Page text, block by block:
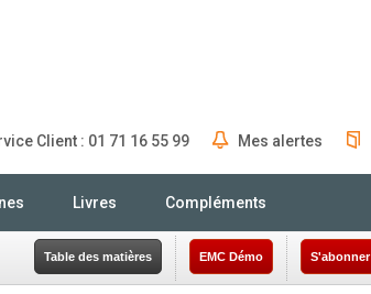
Client : 01 71 16 55 99 Mes alertes
Livres Compléments
Table des matières EMC Démo S'abonner